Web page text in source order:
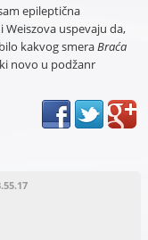
epileptična
uspevaju da,
kakvog smeraBraća
novo u podžanr